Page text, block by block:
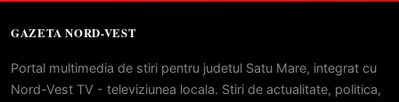
GAZETA NORD-VEST
Portal multimedia de stiri pentru judetul Satu Mare, integrat cu
Nord-Vest TV - televiziunea locala. Stiri de actualitate, politica,